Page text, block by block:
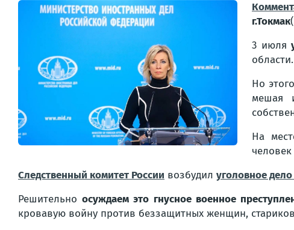
г.Токмак
3 июля
Но
мешая
На
Следственный комитет России возбудил уголовное дело
Решительноосуждаем это гнусное военное
кровавую войну против беззащитных женщин,